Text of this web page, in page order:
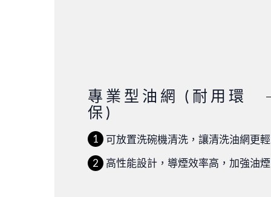
專業型油網 (耐用環
保)
可放置洗碗機清洗，讓清洗油網更
高性能設計，導煙效率高，加強油